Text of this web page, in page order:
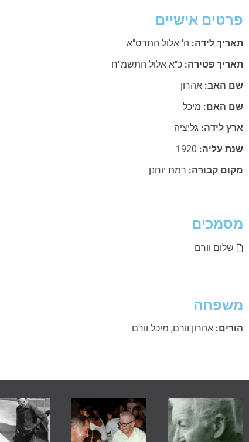
פרטים אישיים
תאריך לידה: ה' אלול התרס"א
תאריך פטירה: כ"א אלול התשמ"ח
שם האב: אהרון
שם האם: מיכל
ארץ לידה: גליציה
שנת עליה: 1920
מקום קבורה: רמת יוחנן
מסמכים
שלום וורם
משפחה
הורים: אהרון וורם, מיכל וורם